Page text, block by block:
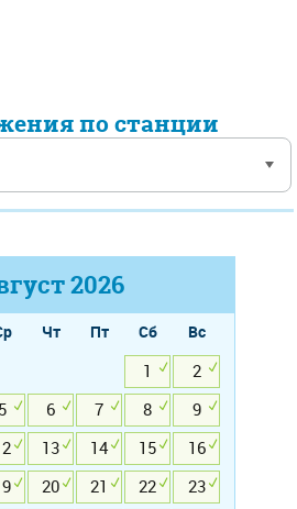
по станции
2026
Чт Пт Сб
Вс
1
2
5 6 7 8
9
13 14 15
16
20 21 22
23